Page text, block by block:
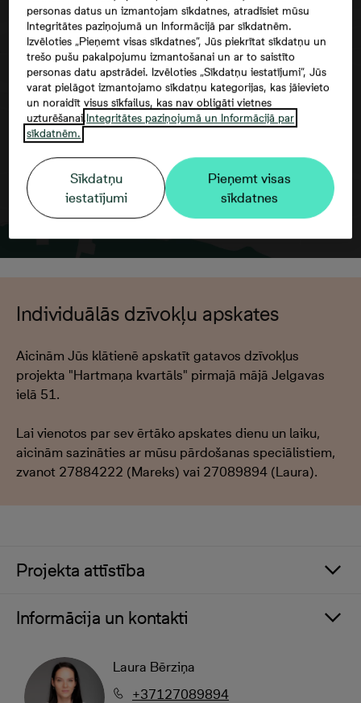
Google maps trešās puses datu
izmantošana
Individuālās dzīvokļu apskates
Aicinām Jūs klātienē apskatīt gatavos dzīvokļus
projekta "Hartmaņa kvartāls" pirmajā mājā Jelgavas
ielā 51.
Lai vienotos par sev ērtāko apskates dienu un laiku,
aicinām sazināties ar mūsu pārdošanas speciālistiem,
zvanot 27884222 (Mareks) vai 27089894 (Laura).
Projekta attīstība
Informācija un kontakti
Laura Bērziņa
+37127089894
personas datus un izmantojam sīkdatnes, atradīsiet mūsu
Integritātes paziņojumā un Informācijā par sīkdatnēm.
Izvēloties „Pieņemt visas sīkdatnes”, Jūs piekrītat sīkdatņu un
trešo pušu pakalpojumu izmantošanai un ar to saistīto
personas datu apstrādei. Izvēloties „Sīkdatņu iestatījumi”, Jūs
varat pielāgot izmantojamo sīkdatņu kategorijas, kas jāievieto
un noraidīt visus sīkfailus, kas nav obligāti vietnes
uzturēšanai.Integritātes paziņojumā un Informācijā par
sīkdatnēm.
Sīkdatņu
iestatījumi
Pieņemt visas
sīkdatnes